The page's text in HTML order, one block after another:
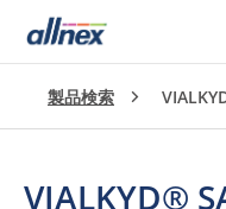
製品検索
VIALKYD®